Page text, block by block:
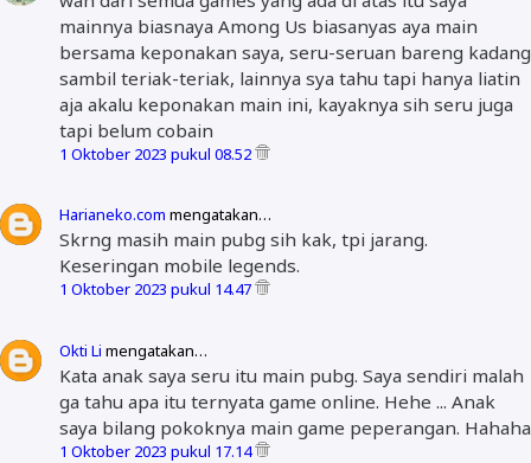
mainnya biasnaya Among Us biasanyas aya main
bersama keponakan saya, seru-seruan bareng kadang
sambil teriak-teriak, lainnya sya tahu tapi hanya liatin
aja akalu keponakan main ini, kayaknya sih seru juga
tapi belum cobain
1 Oktober 2023 pukul 08.52
Harianeko.com mengatakan…
Skrng masih main pubg sih kak, tpi jarang.
Keseringan mobile legends.
1 Oktober 2023 pukul 14.47
Okti Li mengatakan…
Kata anak saya seru itu main pubg. Saya sendiri malah
ga tahu apa itu ternyata game online. Hehe ... Anak
saya bilang pokoknya main game peperangan. Hahaha
1 Oktober 2023 pukul 17.14